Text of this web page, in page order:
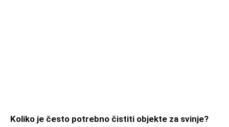
Koliko je često potrebno čistiti objekte za svinje?